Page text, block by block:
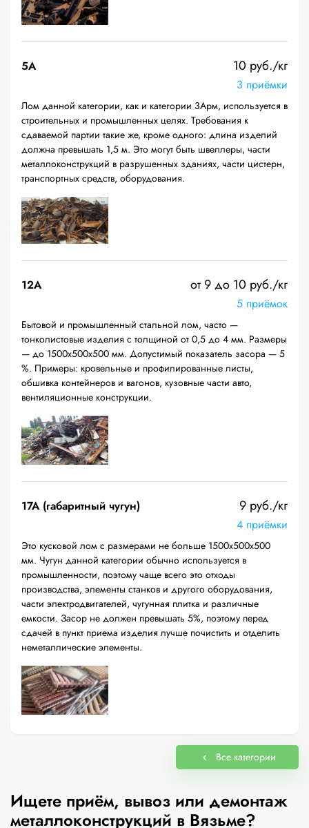
5А 10 руб./кг
3 приёмки
Лом данной категории, как и категории 3Арм, используется в
строительных и промышленных целях. Требования к
сдаваемой партии такие же, кроме одного: длина изделий
должна превышать 1,5 м. Это могут быть швеллеры, части
металлоконструкций в разрушенных зданиях, части цистерн,
транспортных средств, оборудования.
12A от 9 до 10 руб./кг
5 приёмок
Бытовой и промышленный стальной лом, часто —
тонколистовые изделия с толщиной от 0,5 до 4 мм. Размеры
— до 1500х500х500 мм. Допустимый показатель засора — 5
%. Примеры: кровельные и профилированные листы,
обшивка контейнеров и вагонов, кузовные части авто,
вентиляционные конструкции.
17А (габаритный чугун) 9 руб./кг
4 приёмки
Это кусковой лом с размерами не больше 1500х500х500
мм. Чугун данной категории обычно используется в
промышленности, поэтому чаще всего это отходы
производства, элементы станков и другого оборудования,
части электродвигателей, чугунная плитка и различные
емкости. Засор не должен превышать 5%, поэтому перед
сдачей в пункт приема изделия лучше почистить и отделить
неметаллические элементы.
Все категории
Ищете приём, вывоз или демонтаж
металлоконструкций в Вязьме?